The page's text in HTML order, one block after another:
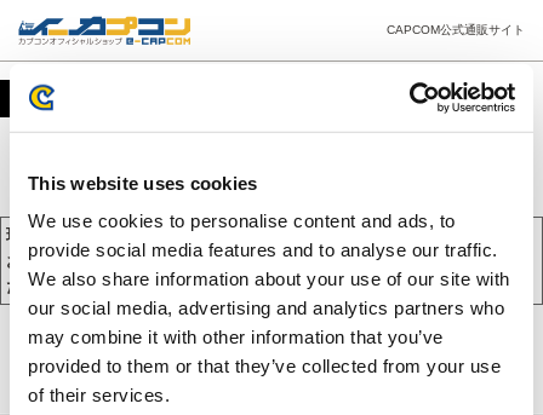
This website uses cookies
We use cookies to personalise content and ads, to
provide social media features and to analyse our traffic.
We also share information about your use of our site with
our social media, advertising and analytics partners who
may combine it with other information that you’ve
provided to them or that they’ve collected from your use
of their services.
CAPCOM公式通販サイト
カート
現在、カートには商品が入っておりません。
お買い物を続けるには下の 「お買い物を続ける」 をクリックしてく
ださい。